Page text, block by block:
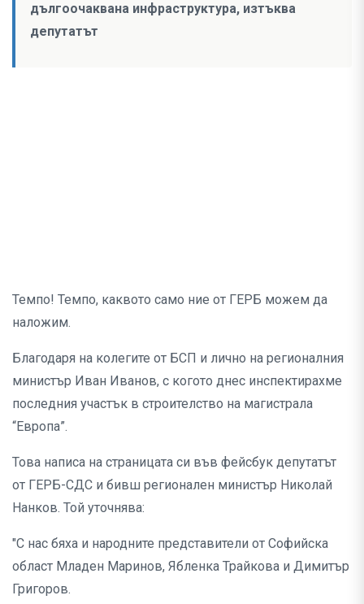
дългоочаквана инфраструктура, изтъква
депутатът
Темпо! Темпо, каквото само ние от ГЕРБ можем да
наложим.
Благодаря на колегите от БСП и лично на регионалния
министър Иван Иванов, с когото днес инспектирахме
последния участък в строителство на магистрала
“Европа”.
Това написа на страницата си във фейсбук депутатът
от ГЕРБ-СДС и бивш регионален министър Николай
Нанков. Той уточнява:
"С нас бяха и народните представители от Софийска
област Младен Маринов, Ябленка Трайкова и Димитър
Григоров.